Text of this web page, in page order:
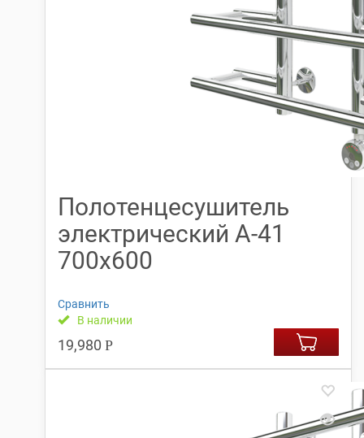
Полотенцесушитель
электрический А-41
700х600
Сравнить
В наличии
19,980 Р